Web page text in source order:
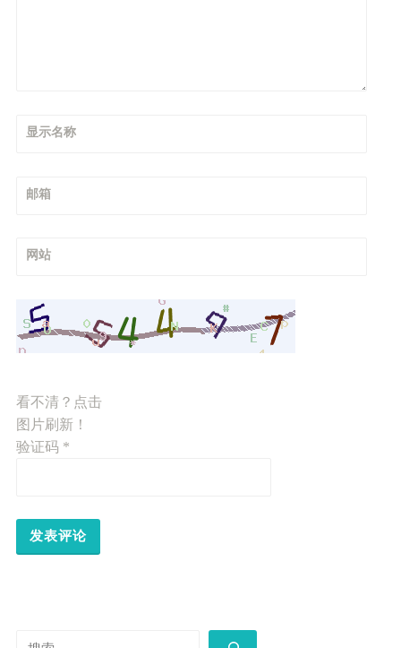
显示名称
邮箱
网站
看不清？点击
图片刷新！
验证码 *